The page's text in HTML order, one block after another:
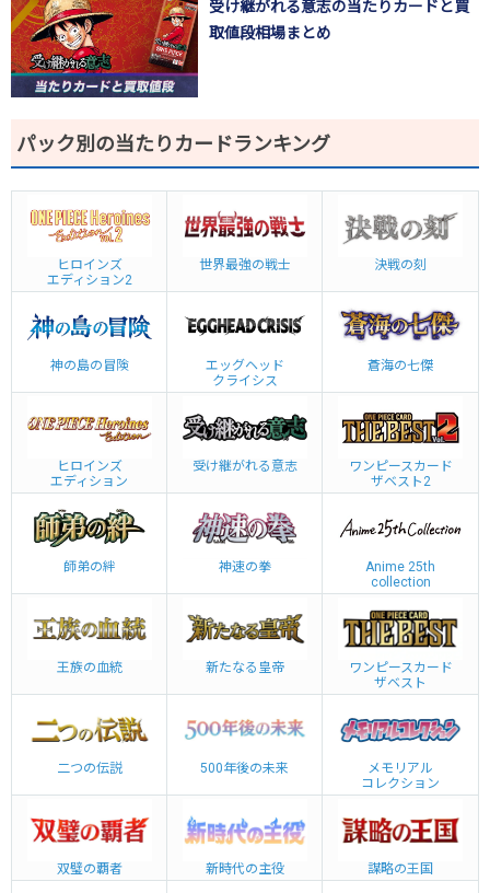
受け継がれる意志の当たりカードと買
取値段相場まとめ
パック別の当たりカードランキング
ヒロインズ
エディション2
世界最強の戦士 決戦の刻
神の島の冒険
エッグヘッド
クライシス
蒼海の七傑
ヒロインズ
エディション
受け継がれる意志
ワンピースカード
ザベスト2
師弟の絆 神速の拳
Anime 25th
collection
王族の血統 新たなる皇帝
ワンピースカード
ザベスト
二つの伝説 500年後の未来
メモリアル
コレクション
双璧の覇者 新時代の主役 謀略の王国